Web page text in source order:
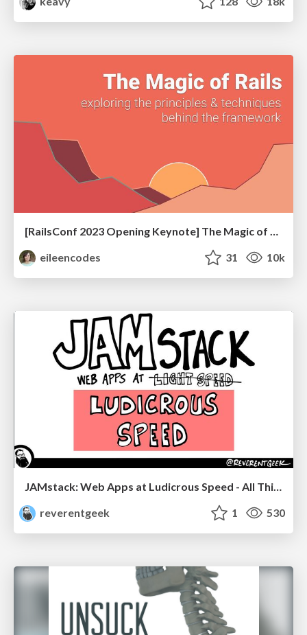
[RailsConf 2023 Opening Keynote] The Magic of Rails
eileencodes
31 10k
JAMstack: Web Apps at Ludicrous Speed - All Things Open 2022
reverentgeek
1 530